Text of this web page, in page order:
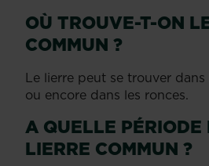
OÙ TROUVE-T-ON
COMMUN ?
Le lierre peut se trouver
ou encore dans les ronces.
A QUELLE PÉRIODE
LIERRE COMMUN ?